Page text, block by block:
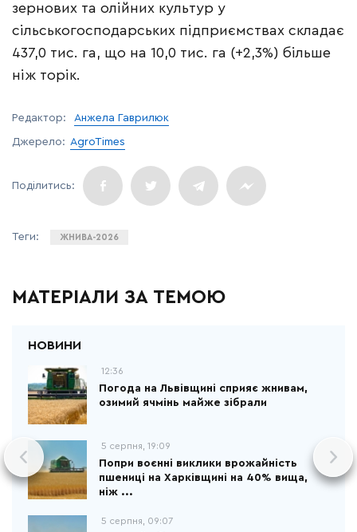
зернових та олійних культур у
сільськогосподарських підприємствах складає
437,0 тис. га, що на 10,0 тис. га (+2,3%) більше
ніж торік.
Редактор: Анжела Гаврилюк
Джерело: AgroTimes
ЖНИВА-2026
МАТЕРІАЛИ ЗА ТЕМОЮ
12:36
Погода на Львівщині сприяє жнивам,
озимий ячмінь майже зібрали
5 серпня, 19:09
Попри воєнні виклики врожайність
пшениці на Харківщині на 40% вища,
ніж ...
5 серпня, 09:07